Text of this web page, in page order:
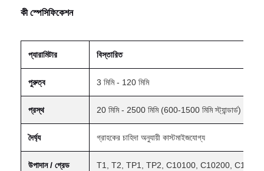
কী স্পেসিফিকেশন
প্যারামিটার বিস্তারিত
পুরুত্ব 3 মিমি - 120 মিমি
প্রস্থ 20 মিমি - 2500 মিমি (600-1500 মিমি স্ট্যান্ডার্ড)
দৈর্ঘ্য গ্রাহকের চাহিদা অনুযায়ী কাস্টমাইজযোগ্য
উপাদান / গ্রেড
T1, T2, TP1, TP2, C10100, C10200,